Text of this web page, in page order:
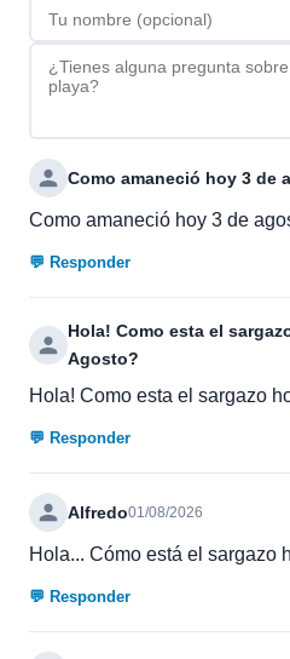
Como amaneció hoy 3 de
Como amaneció hoy 3 de
💬 Responder
Hola! Como esta el
Agosto?
Hola! Como esta el sargazo
💬 Responder
Alfredo01/08/2026
Hola... Cómo está el sargazo
💬 Responder